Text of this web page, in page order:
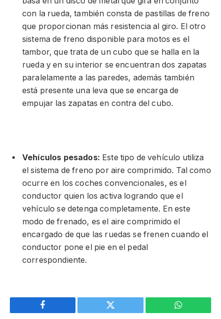
con la rueda, también consta de pastillas de freno
que proporcionan más resistencia al giro. El otro
sistema de freno disponible para motos es el
tambor, que trata de un cubo que se halla en la
rueda y en su interior se encuentran dos zapatas
paralelamente a las paredes, además también
está presente una leva que se encarga de
empujar las zapatas en contra del cubo.
Vehículos pesados: Este tipo de vehículo utiliza
el sistema de freno por aire comprimido. Tal como
ocurre en los coches convencionales, es el
conductor quien los activa logrando que el
vehículo se detenga completamente. En este
modo de frenado, es el aire comprimido el
encargado de que las ruedas se frenen cuando el
conductor pone el pie en el pedal
correspondiente.
Facebook Twitter WhatsApp